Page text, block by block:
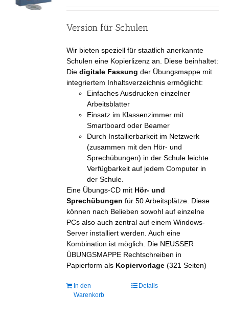
Version für Schulen
Wir bieten speziell für staatlich anerkannte
Schulen eine Kopierlizenz an. Diese beinhaltet:
Diedigitale Fassung der Übungsmappe mit
integriertem Inhaltsverzeichnis ermöglicht:
Einfaches Ausdrucken einzelner
Arbeitsblatter
Einsatz im Klassenzimmer mit
Smartboard oder Beamer
Durch Installierbarkeit im Netzwerk
(zusammen mit den Hör- und
Sprechübungen) in der Schule leichte
Verfügbarkeit auf jedem Computer in
der Schule.
Eine Übungs-CD mit Hör- und
Sprechübungen für 50 Arbeitsplätze. Diese
können nach Belieben sowohl auf einzelne
PCs also auch zentral auf einem Windows-
Server installiert werden. Auch eine
Kombination ist möglich. Die NEUSSER
ÜBUNGSMAPPE Rechtschreiben in
Papierform als Kopiervorlage (321 Seiten)
In den
Warenkorb
Details